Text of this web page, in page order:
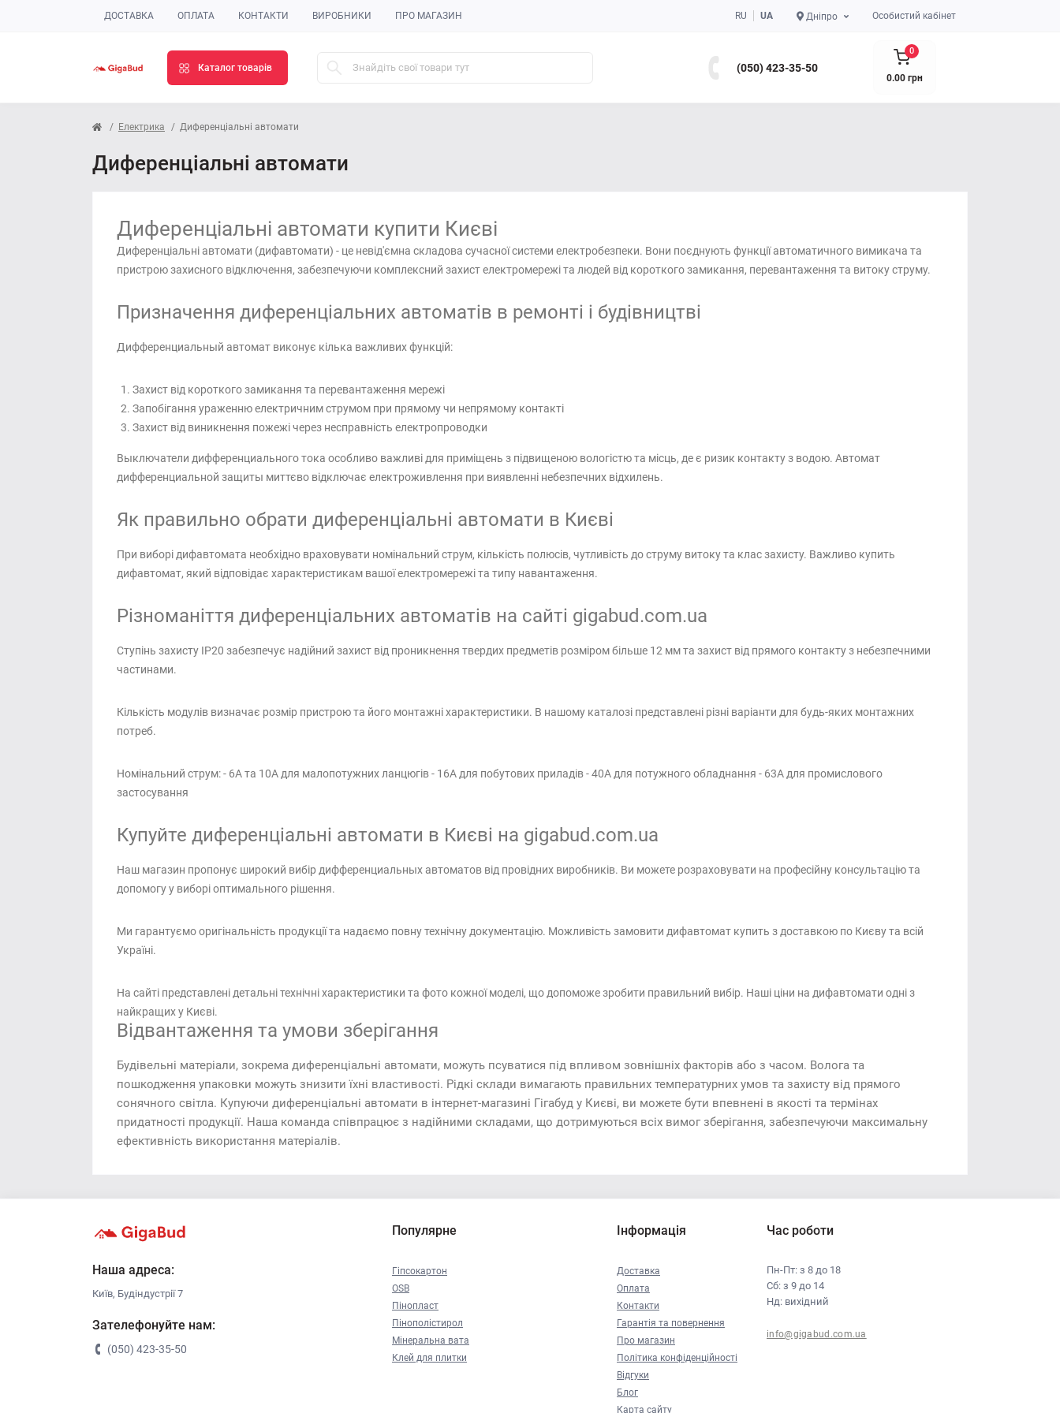
ДОСТАВКА ОПЛАТА КОНТАКТИ ВИРОБНИКИ ПРО МАГАЗИН RU UA Дніпро Особистий кабінет
Каталог товарів (050) 423-35-50
0
0.00 грн
Електрика Диференціальні автомати
Диференціальні автомати
Диференціальні автомати купити Києві
Диференціальні автомати (дифавтомати) - це невід'ємна складова сучасної системи електробезпеки. Вони поєднують функції автоматичного вимикача та
пристрою захисного відключення, забезпечуючи комплексний захист електромережі та людей від короткого замикання, перевантаження та витоку струму.
Призначення диференціальних автоматів в ремонті і будівництві
Дифференциальный автомат виконує кілька важливих функцій:
Захист від короткого замикання та перевантаження мережі
Запобігання ураженню електричним струмом при прямому чи непрямому контакті
Захист від виникнення пожежі через несправність електропроводки
Выключатели дифференциального тока особливо важливі для приміщень з підвищеною вологістю та місць, де є ризик контакту з водою. Автомат
дифференциальной защиты миттєво відключає електроживлення при виявленні небезпечних відхилень.
Як правильно обрати диференціальні автомати в Києві
При виборі дифавтомата необхідно враховувати номінальний струм, кількість полюсів, чутливість до струму витоку та клас захисту. Важливо купить
дифавтомат, який відповідає характеристикам вашої електромережі та типу навантаження.
Різноманіття диференціальних автоматів на сайті gigabud.com.ua
Ступінь захисту IP20 забезпечує надійний захист від проникнення твердих предметів розміром більше 12 мм та захист від прямого контакту з небезпечними
частинами.
Кількість модулів визначає розмір пристрою та його монтажні характеристики. В нашому каталозі представлені різні варіанти для будь-яких монтажних
потреб.
Номінальний струм: - 6А та 10А для малопотужних ланцюгів - 16А для побутових приладів - 40А для потужного обладнання - 63А для промислового
застосування
Купуйте диференціальні автомати в Києві на gigabud.com.ua
Наш магазин пропонує широкий вибір дифференциальных автоматов від провідних виробників. Ви можете розраховувати на професійну консультацію та
допомогу у виборі оптимального рішення.
Ми гарантуємо оригінальність продукції та надаємо повну технічну документацію. Можливість замовити дифавтомат купить з доставкою по Києву та всій
Україні.
На сайті представлені детальні технічні характеристики та фото кожної моделі, що допоможе зробити правильний вибір. Наші ціни на дифавтомати одні з
найкращих у Києві.
Відвантаження та умови зберігання
Будівельні матеріали, зокрема диференціальні автомати, можуть псуватися під впливом зовнішніх факторів або з часом. Волога та
пошкодження упаковки можуть знизити їхні властивості. Рідкі склади вимагають правильних температурних умов та захисту від прямого
сонячного світла. Купуючи диференціальні автомати в інтернет-магазині Гігабуд у Києві, ви можете бути впевнені в якості та термінах
придатності продукції. Наша команда співпрацює з надійними складами, що дотримуються всіх вимог зберігання, забезпечуючи максимальну
ефективність використання матеріалів.
Наша адреса:
Київ, Будіндустрії 7
Зателефонуйте нам:
(050) 423-35-50
Популярне
Гіпсокартон
OSB
Пінопласт
Пінополістирол
Мінеральна вата
Клей для плитки
Інформація
Доставка
Оплата
Контакти
Гарантія та повернення
Про магазин
Політика конфіденційності
Відгуки
Блог
Карта сайту
Час роботи
Пн-Пт: з 8 до 18
Сб: з 9 до 14
Нд: вихідний
info@gigabud.com.ua